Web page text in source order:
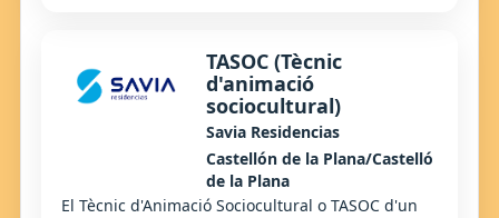
TASOC (Tècnic
d'animació
sociocultural)
Savia Residencias
Castellón de la Plana/Castelló
de la Plana
El Tècnic d'Animació Sociocultural o TASOC d'un